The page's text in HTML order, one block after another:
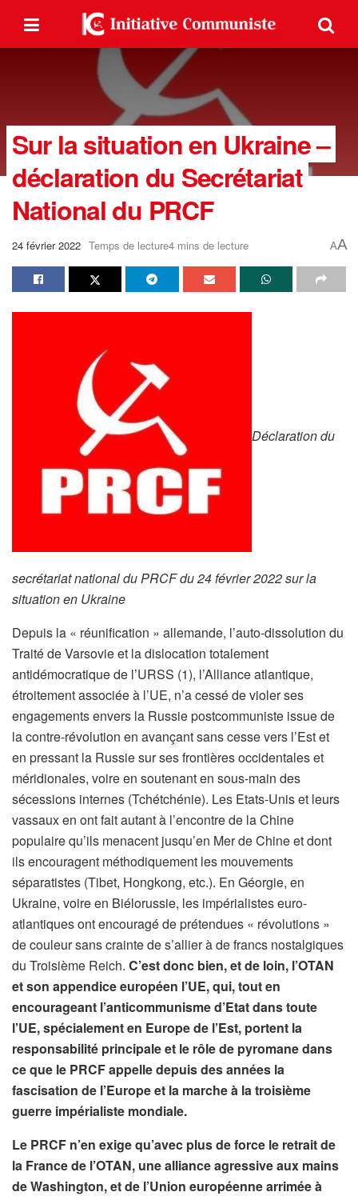
Sur la situation en Ukraine –
déclaration du Secrétariat
National du PRCF
24 février 2022 Temps de lecture4 mins de lecture AA
Déclaration du
secrétariat national du PRCF du 24 février 2022 sur la
situation en Ukraine
Depuis la « réunification » allemande, l’auto-dissolution du
Traité de Varsovie et la dislocation totalement
antidémocratique de l’URSS (1), l’Alliance atlantique,
étroitement associée à l’UE, n’a cessé de violer ses
engagements envers la Russie postcommuniste issue de
la contre-révolution en avançant sans cesse vers l’Est et
en pressant la Russie sur ses frontières occidentales et
méridionales, voire en soutenant en sous-main des
sécessions internes (Tchétchénie). Les Etats-Unis et leurs
vassaux en ont fait autant à l’encontre de la Chine
populaire qu’ils menacent jusqu’en Mer de Chine et dont
ils encouragent méthodiquement les mouvements
séparatistes (Tibet, Hongkong, etc.). En Géorgie, en
Ukraine, voire en Biélorussie, les impérialistes euro-
atlantiques ont encouragé de prétendues « révolutions »
de couleur sans crainte de s’allier à de francs nostalgiques
du Troisième Reich. C’est donc bien, et de loin, l’OTAN
et son appendice européen l’UE, qui, tout en
encourageant l’anticommunisme d’Etat dans toute
l’UE, spécialement en Europe de l’Est, portent la
responsabilité principale et le rôle de pyromanedans
ce que le PRCF appelle depuis des années la
fascisation de l’Europe et la marche à la troisième
guerre impérialiste mondiale.
Le PRCF n’en exige qu’avec plus de force le retrait de
la France de l’OTAN, une alliance agressive aux mains
de Washington, et de l’Union européenne arrimée à